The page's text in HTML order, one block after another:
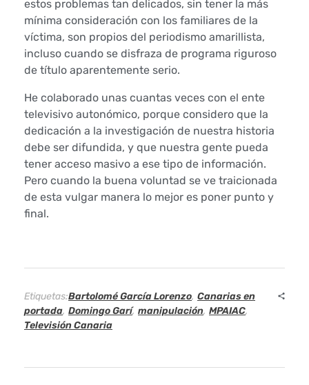
a
.
C
ó
m
o
s
e
a
n
i
estos problemas tan delicados, sin tener la más
mínima consideración con los familiares de la
víctima, son propios del periodismo amarillista,
incluso cuando se disfraza de programa riguroso
de título aparentemente serio.
He colaborado unas cuantas veces con el ente
televisivo autonómico, porque considero que la
dedicación a la investigación de nuestra historia
debe ser difundida, y que nuestra gente pueda
tener acceso masivo a ese tipo de información.
Pero cuando la buena voluntad se ve traicionada
de esta vulgar manera lo mejor es poner punto y
final.
Etiquetas:Bartolomé García Lorenzo, Canarias en
portada, Domingo Garí, manipulación, MPAIAC,
Televisión Canaria